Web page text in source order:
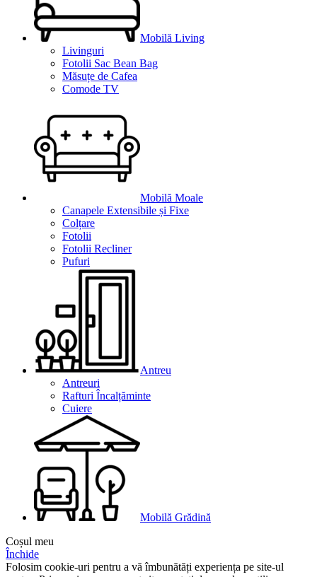
Mobilă Living
Livinguri
Fotolii Sac Bean Bag
Măsuțe de Cafea
Comode TV
Mobilă Moale
Canapele Extensibile și Fixe
Colțare
Fotolii
Fotolii Recliner
Pufuri
Antreu
Antreuri
Rafturi Încalțăminte
Cuiere
Mobilă Grădină
Coșul meu
Închide
Folosim cookie-uri pentru a vă îmbunătăți experiența pe site-ul